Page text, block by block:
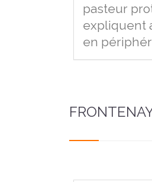
pasteur
expliquent
en